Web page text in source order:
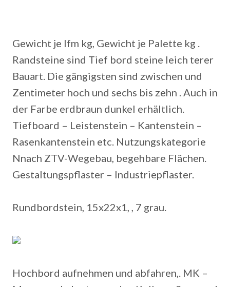
Gewicht je lfm kg, Gewicht je Palette kg .
Randsteine sind Tief bord steine leich terer
Bauart. Die gängigsten sind zwischen und
Zentimeter hoch und sechs bis zehn . Auch in
der Farbe erdbraun dunkel erhältlich.
Tiefboard – Leistenstein – Kantenstein –
Rasenkantenstein etc. Nutzungskategorie
Nnach ZTV-Wegebau, begehbare Flächen.
Gestaltungspflaster – Industriepflaster.
Rundbordstein, 15x22x1, , 7 grau.
Hochbord aufnehmen und abfahren,. MK –